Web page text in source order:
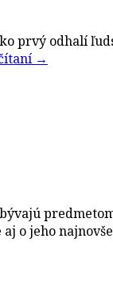
prvý odhalí
→
o jeho